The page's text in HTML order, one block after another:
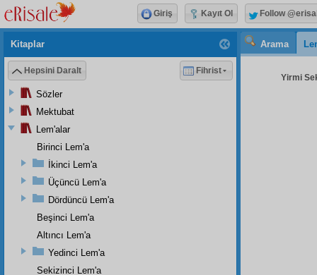
Arama
Yirmi
Kitaplar
Hepsini Daralt Fihrist
Sözler
Mektubat
Lem'alar
Birinci Lem'a
İkinci Lem'a
Üçüncü Lem'a
Dördüncü Lem'a
Beşinci Lem'a
Altıncı Lem'a
Yedinci Lem'a
Sekizinci Lem'a
Giriş Kayıt Ol Follow